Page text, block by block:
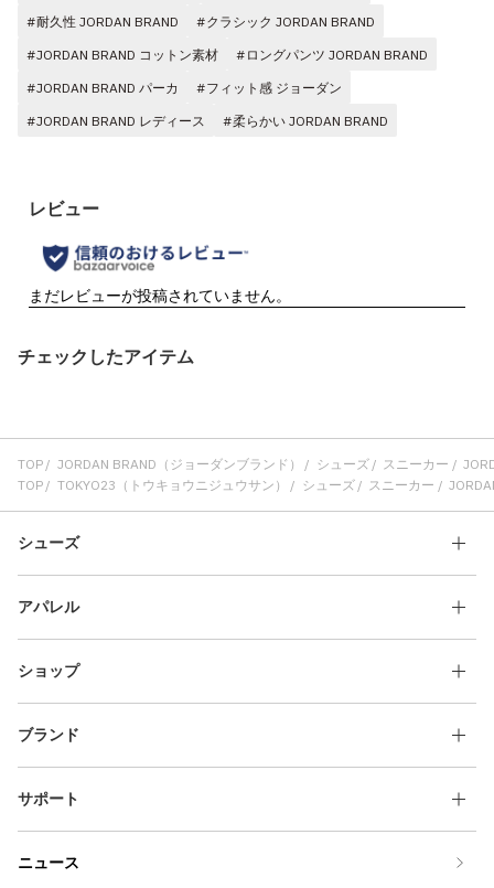
#耐久性 JORDAN BRAND
#クラシック JORDAN BRAND
#JORDAN BRAND コットン素材
#ロングパンツ JORDAN BRAND
#JORDAN BRAND パーカ
#フィット感 ジョーダン
#JORDAN BRAND レディース
#柔らかい JORDAN BRAND
チェックしたアイテム
TOP JORDAN BRAND（ジョーダンブランド） シューズ スニーカー
TOP
TOKYO23（トウキョウニジュウサン） シューズ スニーカー
シューズ
アパレル
ショップ
ブランド
サポート
ニュース